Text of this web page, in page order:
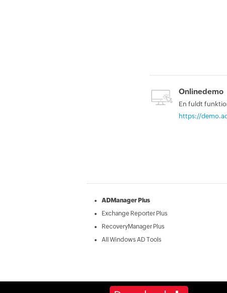
Onlinedemo
En fuldt
https://
ADManager Plus
Exchange Reporter Plus
RecoveryManager Plus
All Windows AD Tools